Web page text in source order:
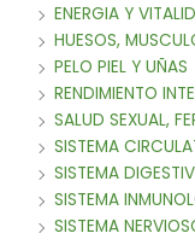
ENERGIA Y
HUESOS,
PELO PIEL Y UÑAS
RENDIMIENTO
SALUD SEXUAL,
SISTEMA
SISTEMA
SISTEMA
SISTEMA